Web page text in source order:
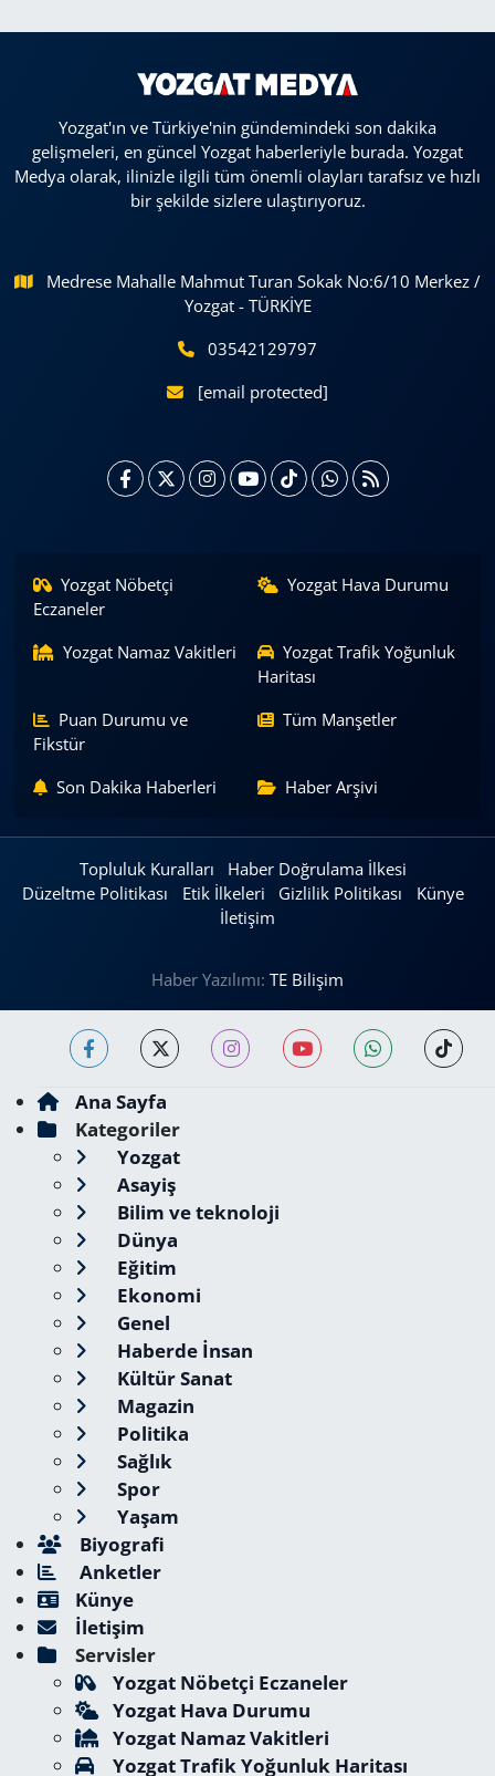
Yozgat'ın ve Türkiye'nin gündemindeki son dakika
gelişmeleri, en güncel Yozgat haberleriyle burada. Yozgat
Medya olarak, ilinizle ilgili tüm önemli olayları tarafsız ve hızlı
bir şekilde sizlere ulaştırıyoruz.
Medrese Mahalle Mahmut Turan Sokak No:6/10 Merkez /
Yozgat - TÜRKİYE
03542129797
[email protected]
Yozgat Nöbetçi
Eczaneler
Yozgat Hava Durumu
Yozgat Namaz Vakitleri
Yozgat Trafik Yoğunluk
Haritası
Puan Durumu ve
Fikstür
Tüm Manşetler
Son Dakika Haberleri Haber Arşivi
Topluluk Kuralları
Haber Doğrulama İlkesi
Düzeltme Politikası
Etik İlkeleri Gizlilik Politikası
Künye
İletişim
Haber Yazılımı: TE Bilişim
Ana Sayfa
Kategoriler
Yozgat
Asayiş
Bilim ve teknoloji
Dünya
Eğitim
Ekonomi
Genel
Haberde İnsan
Kültür Sanat
Magazin
Politika
Sağlık
Spor
Yaşam
Biyografi
Anketler
Künye
İletişim
Servisler
Yozgat Nöbetçi Eczaneler
Yozgat Hava Durumu
Yozgat Namaz Vakitleri
Yozgat Trafik Yoğunluk Haritası